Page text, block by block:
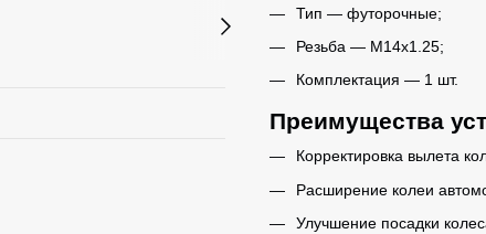
Тип — футорочные;
Резьба — M14x1.25;
Комплектация — 1 шт.
Преимущества
Корректировка вылета
Расширение колеи
Улучшение посадки